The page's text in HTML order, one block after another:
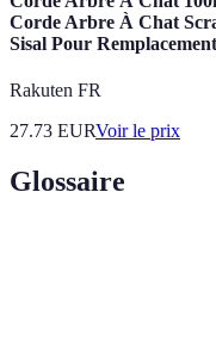
Corde Arbre À Chat
Sisal Pour
Rakuten FR
27.73 EURVoir le prix
Glossaire